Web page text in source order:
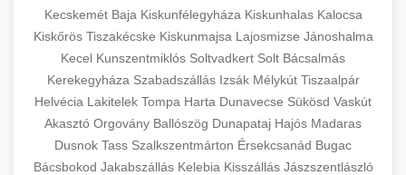
Kecskemét Baja Kiskunfélegyháza Kiskunhalas Kalocsa
Kiskőrös Tiszakécske Kiskunmajsa Lajosmizse Jánoshalma
Kecel Kunszentmiklós Soltvadkert Solt Bácsalmás
Kerekegyháza Szabadszállás Izsák Mélykút Tiszaalpár
Helvécia Lakitelek Tompa Harta Dunavecse Sükösd Vaskút
Akasztó Orgovány Ballószög Dunapataj Hajós Madaras
Dusnok Tass Szalkszentmárton Érsekcsanád Bugac
Bácsbokod Jakabszállás Kelebia Kisszállás Jászszentlászló